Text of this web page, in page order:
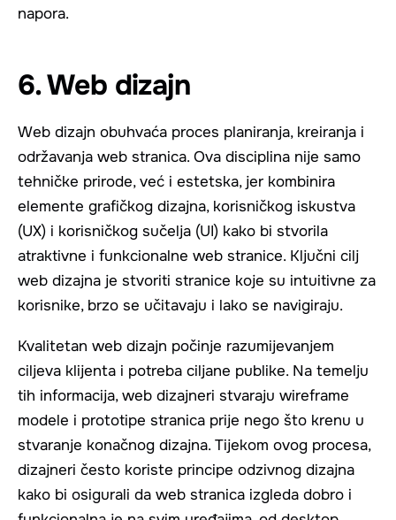
napora.
6. Web dizajn
Web dizajn obuhvaća proces planiranja, kreiranja i
održavanja web stranica. Ova disciplina nije samo
tehničke prirode, već i estetska, jer kombinira
elemente grafičkog dizajna, korisničkog iskustva
(UX) i korisničkog sučelja (UI) kako bi stvorila
atraktivne i funkcionalne web stranice. Ključni cilj
web dizajna je stvoriti stranice koje su intuitivne za
korisnike, brzo se učitavaju i lako se navigiraju.
Kvalitetan web dizajn počinje razumijevanjem
ciljeva klijenta i potreba ciljane publike. Na temelju
tih informacija, web dizajneri stvaraju wireframe
modele i prototipe stranica prije nego što krenu u
stvaranje konačnog dizajna. Tijekom ovog procesa,
dizajneri često koriste principe odzivnog dizajna
kako bi osigurali da web stranica izgleda dobro i